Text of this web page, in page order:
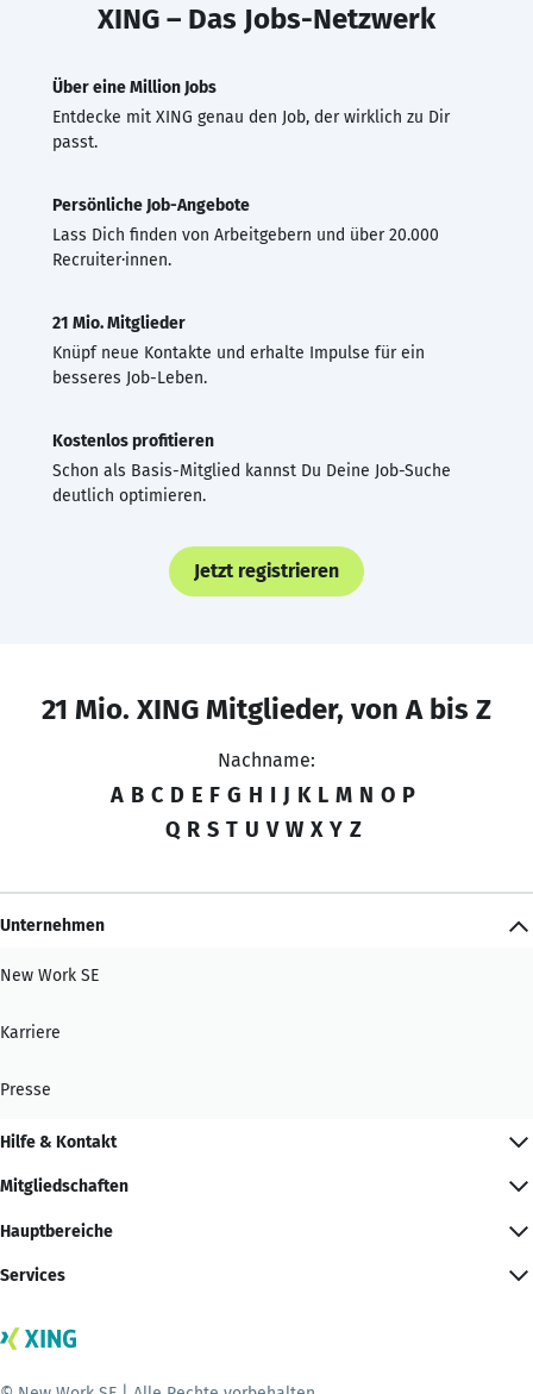
XING – Das Jobs-Netzwerk
Über eine Million Jobs
Entdecke mit XING genau den Job, der wirklich zu Dir
passt.
Persönliche Job-Angebote
Lass Dich finden von Arbeitgebern und über 20.000
Recruiter·innen.
21 Mio. Mitglieder
Knüpf neue Kontakte und erhalte Impulse für ein
besseres Job-Leben.
Kostenlos profitieren
Schon als Basis-Mitglied kannst Du Deine Job-Suche
deutlich optimieren.
Jetzt registrieren
21 Mio. XING Mitglieder, von A bis Z
Nachname:
A B C D E F G H I J K L M N O P
Q R S T U V W X Y Z
Unternehmen
New Work SE
Karriere
Presse
Hilfe & Kontakt
Mitgliedschaften
Hauptbereiche
Services